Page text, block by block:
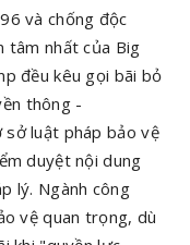
và chống độc
tâm nhất của Big
đều kêu gọi bãi bỏ
thông -
sở luật pháp bảo vệ
duyệt nội dung
lý. Ngành công
vệ quan trọng, dù